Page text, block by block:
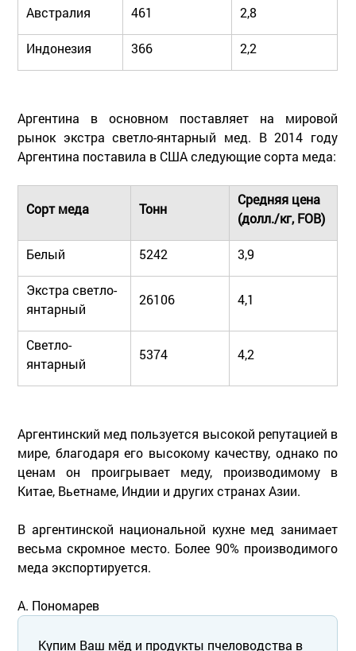
Австралия 461 2,8
Индонезия 366 2,2
Аргентина в основном поставляет на мировой
рынок экстра светло-янтарный мед. В 2014 году
Аргентина поставила в США следующие сорта меда:
Сорт меда Тонн
Средняя цена
(долл./кг,FOB)
Белый 5242 3,9
Экстра светло-
янтарный
26106 4,1
Светло-
янтарный
5374 4,2
Аргентинский мед пользуется высокой репутацией в
мире, благодаря его высокому качеству, однако по
ценам он проигрывает меду, производимому в
Китае, Вьетнаме, Индии и других странах Азии.
В аргентинской национальной кухне мед занимает
весьма скромное место. Более 90% производимого
меда экспортируется.
А. Пономарев
Купим Ваш мёд и продукты пчеловодства в